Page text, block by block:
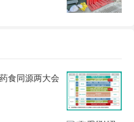
食同源两大会